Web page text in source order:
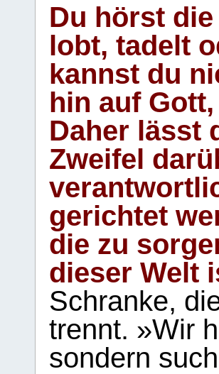
Du hörst
lobt, tadelt
kannst du
hin auf
Daher lässt
Zweifel
gerichtet
die zu
dieser Welt
Schranke,
trennt. »Wir
sondern